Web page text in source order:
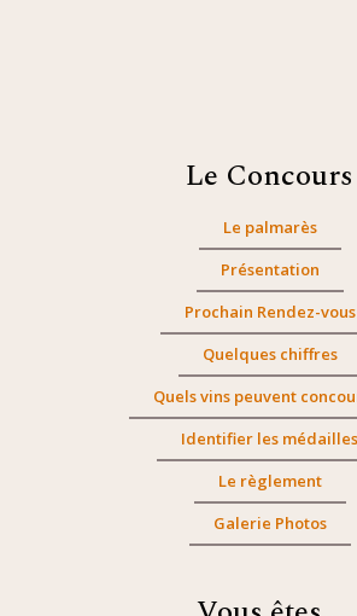
Le Concours
Le palmarès
Présentation
Prochain Rendez-vous
Quelques chiffres
Quels vins peuvent
Identifier les médailles
Le règlement
Galerie Photos